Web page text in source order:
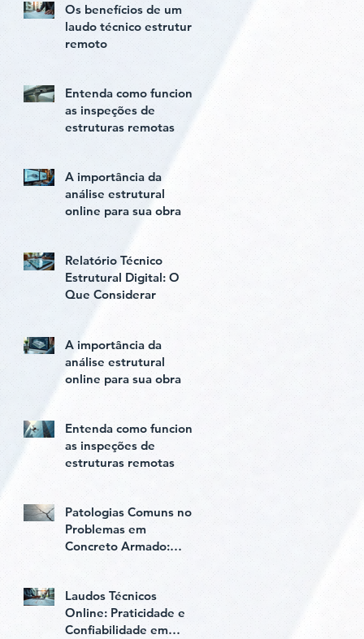
Os benefícios de um
laudo técnico estrutural
remoto
Entenda como funciona
as inspeções de
estruturas remotas
A importância da
análise estrutural
online para sua obra
Relatório Técnico
Estrutural Digital: O
Que Considerar
A importância da
análise estrutural
online para sua obra
Entenda como funciona
as inspeções de
estruturas remotas
Patologias Comuns nos
Problemas em
Concreto Armado:
Laudos Técnicos
Online: Praticidade e
Confiabilidade em